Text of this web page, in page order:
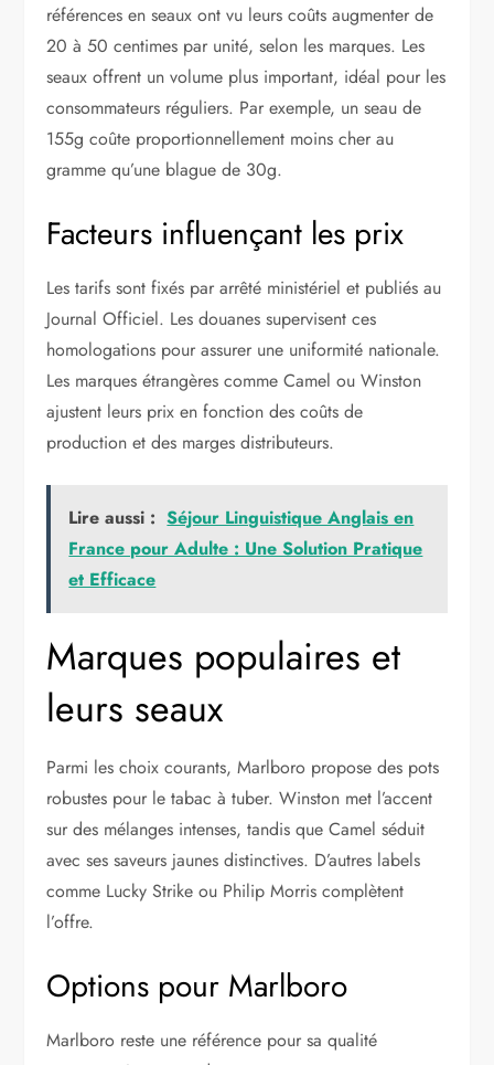
références en seaux ont vu leurs coûts augmenter de
20 à 50 centimes par unité, selon les marques. Les
seaux offrent un volume plus important, idéal pour les
consommateurs réguliers. Par exemple, un seau de
155g coûte proportionnellement moins cher au
gramme qu’une blague de 30g.
Facteurs influençant les prix
Les tarifs sont fixés par arrêté ministériel et publiés au
Journal Officiel. Les douanes supervisent ces
homologations pour assurer une uniformité nationale.
Les marques étrangères comme Camel ou Winston
ajustent leurs prix en fonction des coûts de
production et des marges distributeurs.
Lire aussi : Séjour Linguistique Anglais en
France pour Adulte : Une Solution Pratique
et Efficace
Marques populaires et
leurs seaux
Parmi les choix courants, Marlboro propose des pots
robustes pour le tabac à tuber. Winston met l’accent
sur des mélanges intenses, tandis que Camel séduit
avec ses saveurs jaunes distinctives. D’autres labels
comme Lucky Strike ou Philip Morris complètent
l’offre.
Options pour Marlboro
Marlboro reste une référence pour sa qualité